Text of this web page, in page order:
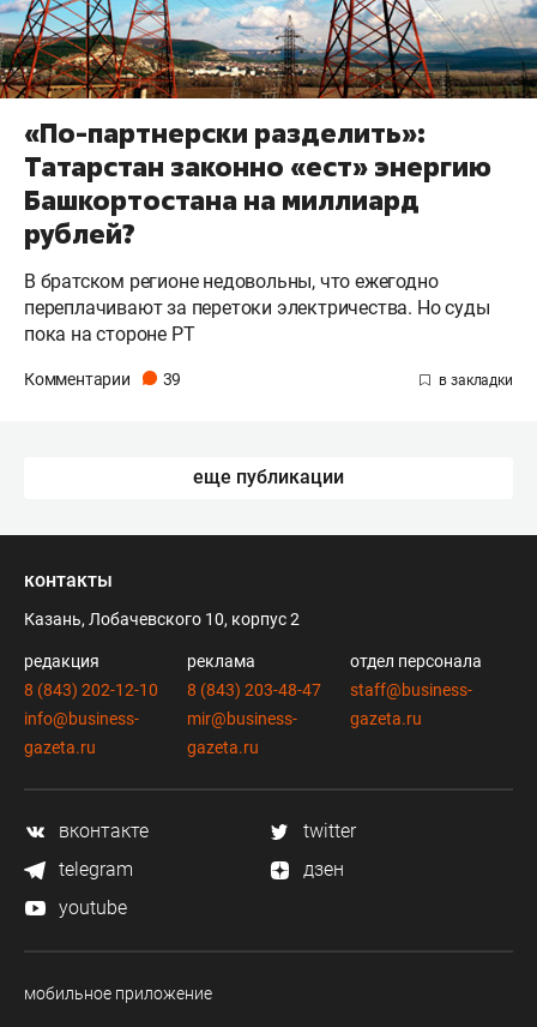
«По-партнерски разделить»:
Татарстан законно «ест» энергию
Башкортостана на миллиард
рублей?
В братском регионе недовольны, что ежегодно
переплачивают за перетоки электричества. Но суды
пока на стороне РТ
Комментарии 39
еще публикации
контакты
Казань, Лобачевского 10, корпус 2
редакция
8 (843) 202-12-10
info@business-
gazeta.ru
реклама
8 (843) 203-48-47
mir@business-
gazeta.ru
отдел персонала
staff@business-
gazeta.ru
вконтакте
twitter
telegram
дзен
youtube
мобильное приложение